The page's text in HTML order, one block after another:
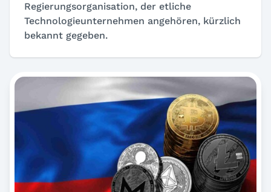
Regierungsorganisation, der etliche
Technologieunternehmen angehören, kürzlich
bekannt gegeben.